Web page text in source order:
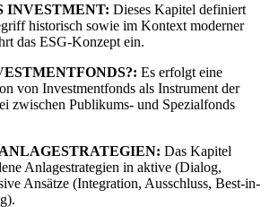
INVESTMENT: Dieses Kapitel definiert
historisch sowie im Kontext moderner
das ESG-Konzept ein.
Es erfolgt eine
von Investmentfonds als Instrument der
zwischen Publikums- und Spezialfonds
Das Kapitel
Anlagestrategien in aktive (Dialog,
Ansätze (Integration, Ausschluss, Best-in-